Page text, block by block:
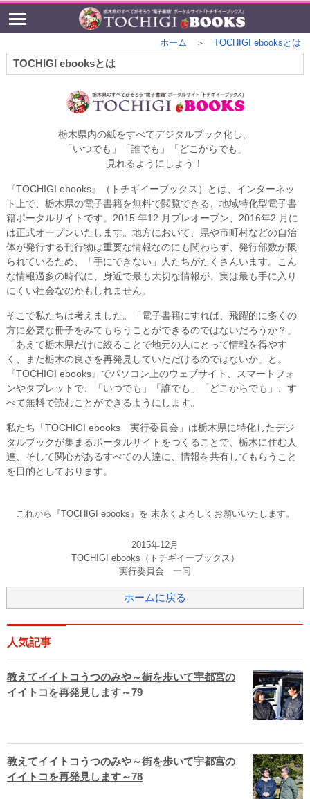
ホーム ＞ TOCHIGI ebooksとは
TOCHIGI ebooksとは
栃木県内の紙をすべてデジタルブック化し、
「いつでも」「誰でも」「どこからでも」
見れるようにしよう！
『TOCHIGI ebooks』（トチギイーブックス）とは、インターネッ
ト上で、栃木県の電子書籍を無料で閲覧できる、地域特化型電子書
籍ポータルサイトです。2015 年12 月プレオープン、2016年2 月に
は正式オープンいたします。地方において、県や市町村などの自治
体が発行する刊行物は重要な情報なのにも関わらず、発行部数が限
られているため、「手にできない」人たちがたくさんいます。こん
な情報過多の時代に、身近で最も大切な情報が、実は最も手に入り
にくい社会なのかもしれません。
そこで私たちは考えました。「電子書籍にすれば、飛躍的に多くの
方に必要な冊子をみてもらうことができるのではないだろうか？」
「あえて栃木県だけに絞ることで地元の人にとって情報を得やす
く、また栃木の良さを再発見していただけるのではないか」と。
『TOCHIGI ebooks』でパソコン上のウェブサイト、スマートフォ
ンやタブレットで、「いつでも」「誰でも」「どこからでも」、す
べて無料で読むことができるようにします。
私たち「TOCHIGI ebooks 実行委員会」は栃木県に特化したデジ
タルブックが集まるポータルサイトをつくることで、栃木に住む人
達、そして関心があるすべての人達に、情報を共有してもらうこと
を目的としております。
これから『TOCHIGI ebooks』を 末永くよろしくお願いいたします。
2015年12月
TOCHIGI ebooks（トチギイーブックス）
実行委員会 一同
ホームに戻る
人気記事
教えてイイトコうつのみや～街を歩いて宇都宮の
イイトコを再発見します～79
教えてイイトコうつのみや～街を歩いて宇都宮の
イイトコを再発見します～78